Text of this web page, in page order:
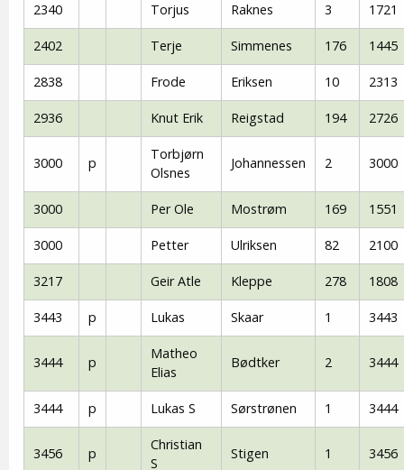
2340 Torjus Raknes 3 1721
2402 Terje Simmenes 176 1445
2838 Frode Eriksen 10 2313
2936 Knut Erik Reigstad 194 2726
3000 p
Torbjørn
Olsnes
Johannessen 2 3000
3000 Per Ole Mostrøm 169 1551
3000 Petter Ulriksen 82 2100
3217 Geir Atle Kleppe 278 1808
3443 p Lukas Skaar 1 3443
3444 p
Matheo
Elias
Bødtker 2 3444
3444 p Lukas S Sørstrønen 1 3444
3456 p
Christian
S
Stigen 1 3456